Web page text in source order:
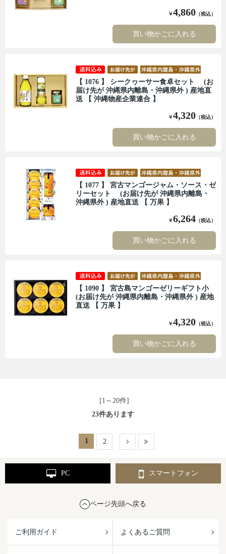
￥4,860 （税込）
買い物かごに入れる
【 1076 】 シークヮーサー食卓セット (お
届け先が 沖縄県内離島・沖縄県外 ) 産地直
送 【 沖縄物産企業連合 】
￥4,320 （税込）
買い物かごに入れる
【 1077 】 宮古マンゴージャム・ソース・ゼ
リーセット (お届け先が 沖縄県内離島・
沖縄県外 ) 産地直送 【 万果 】
￥6,264 （税込）
買い物かごに入れる
【 1090 】 宮古島マンゴーゼリーギフト小
(お届け先が 沖縄県内離島・沖縄県外 ) 産地
直送 【 万果 】
￥4,320 （税込）
買い物かごに入れる
[1～20件]
23件あります
1 2
PC スマートフォン
ページ先頭へ戻る
ご利用ガイド よくあるご質問